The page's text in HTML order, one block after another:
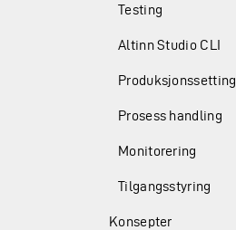
Testing
Altinn Studio CLI
Produksjonssetting
Prosess handling
Monitorering
Tilgangsstyring
Konsepter